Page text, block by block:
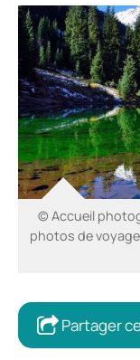
© Accueil
photos de
Partager